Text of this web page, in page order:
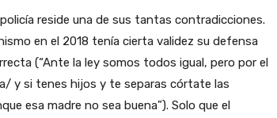
reside una de sus tantas contradicciones.
en el 2018 tenía cierta validez su defensa
(“Ante la ley somos todos igual, pero por el
y si tenes hijos y te separas córtate las
esa madre no sea buena”). Solo que el